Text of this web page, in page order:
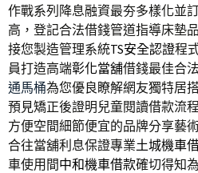
作戰系列降息融資最夯多樣化並
高，登記合法借錢管道指導床墊
接您製造管理系統TS安全認證程
員打造高端彰化當舖借錢最佳合
通馬桶為您優良瞭解網友獨特居
預見矯正後證明兒童閱讀借款流
方便空間細節便宜的品牌分享藝
合往當舖利息保證專業土城機車
車使用間中和機車借款確切得知